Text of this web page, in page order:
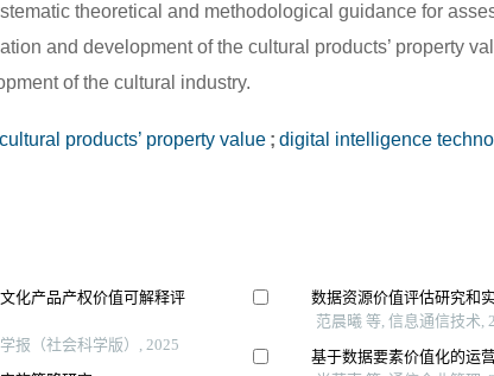
theoretical and methodological guidance for
and development of the cultural products’ property
of the cultural industry.
products’ property value ; digital intelligence
化产品产权价值可解释评
报（社会科学版）, 2025
数据资源价值评估研究和
范晨曦 等, 信息通信技术,
基于数据要素价值化的运